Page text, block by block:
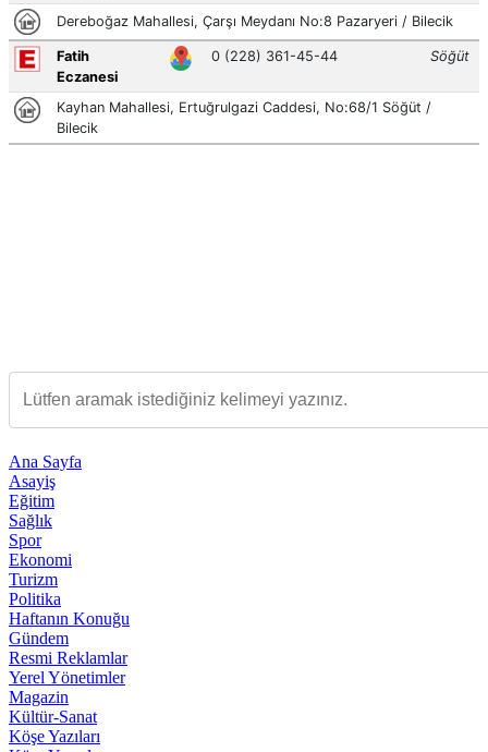
Ana Sayfa
Asayiş
Eğitim
Sağlık
Spor
Ekonomi
Turizm
Politika
Haftanın Konuğu
Gündem
Resmi Reklamlar
Yerel Yönetimler
Magazin
Kültür-Sanat
Köşe Yazıları